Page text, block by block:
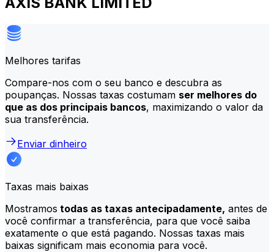
Melhores tarifas
Compare-nos com o seu banco e descubra as
poupanças. Nossas taxas costumam ser melhores do
que as dos principais bancos, maximizando o valor da
sua transferência.
Enviar dinheiro
Taxas mais baixas
Mostramos todas as taxas antecipadamente, antes de
você confirmar a transferência, para que você saiba
exatamente o que está pagando. Nossas taxas mais
baixas significam mais economia para você.